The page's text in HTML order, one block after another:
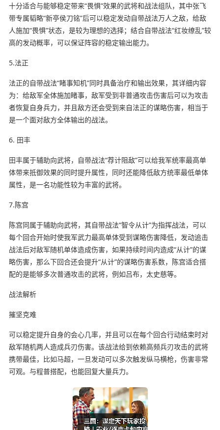
十分适合与能够稳定带来“畏惧”效果的武将和战法组队，其中张飞
带专属韬略“新亭侯刀铭”后可以稳定发动自带战法万人之敌，给敌
人施加“畏惧”状态，是较为理想的选择；结合自带战法“红妆缭乱”较
高的发动概率，可以保证阵容的稳定输出能力。
5.法正
法正的自带战法“睹事知机”同时具备治疗和输出效果，其详细内容
为：给敌军全体施加睹事，敌军受到非普通攻击伤害后可以为攻击
者恢复自身兵力，并且敌方还会受到来自法正的谋略伤害，相当于
是一个面对敌方全体输出的战法。
6. 田丰
田丰属于辅助向武将，自带战法“荐计阻敌”可以给我军统率最高单
体带来抵御效果的同时提升属性，同时还能降低敌方统率最低单体
属性，是一名功能性较为丰富的武将。
7.陈宫
陈宫同属于辅助向武将，其自带战法“智令从计”为指挥战法，可以
每个回合开始时使我军武力最高单体受到谋略伤害降低，发动追击
战法后对敌军随机单体造成伤害，如果持续时间内造成“从计”的谋
略伤害，那么下回合还会提升“从计”的谋略伤害系数，陈宫适合搭
配的是能够多次普通攻击的武将，例如吕布，太史慈等。
战法解析
摧坚克难
可以稳定提升自身的会心几率，并且可以在每个回合行动结束时对
敌军随机两人造成兵刃伤害。该战法给到依赖高频兵刃攻击的武将
携带最佳，比如马超，一旦发动可以多次触发纵马横枪，伤害非常
可观。与程普搭配，也能回复大量兵力。